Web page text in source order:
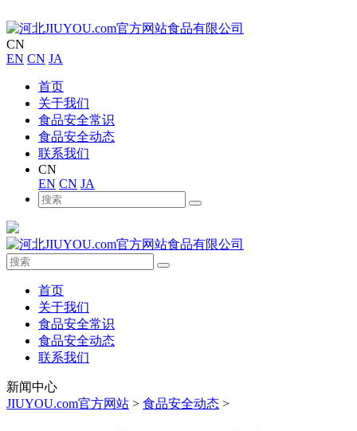
CN
EN CN JA
首页
关于我们
食品安全常识
食品安全动态
联系我们
CN
EN CN JA
首页
关于我们
食品安全常识
食品安全动态
联系我们
新闻中心
JIUYOU.com官方网站 > 食品安全动态 >